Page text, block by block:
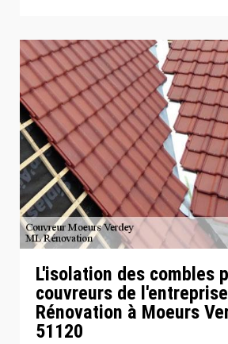
L'isolation des combles
couvreurs de
Rénovation à Moeurs
51120